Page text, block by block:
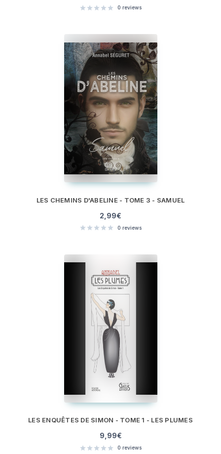
0 reviews
LES CHEMINS D'ABELINE - TOME 3 - SAMUEL
2,99€
0 reviews
LES ENQUÊTES DE SIMON - TOME 1 - LES PLUMES
9,99€
0 reviews